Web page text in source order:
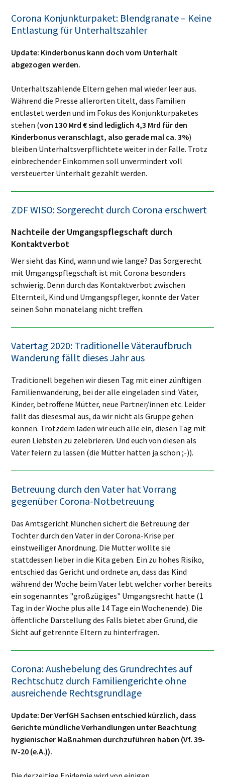
Corona Konjunkturpaket: Blendgranate – Keine
Entlastung für Unterhaltszahler
Update: Kinderbonus kann doch vom Unterhalt
abgezogen werden.
Unterhaltszahlende Eltern gehen mal wieder leer aus.
Während die Presse allerorten titelt, dass Familien
entlastet werden und im Fokus des Konjunkturpaketes
stehen (von 130 Mrd € sind lediglich 4,3 Mrd für den
Kinderbonus veranschlagt, also gerade mal ca. 3%)
bleiben Unterhaltsverpflichtete weiter in der Falle. Trotz
einbrechender Einkommen soll unvermindert voll
versteuerter Unterhalt gezahlt werden.
ZDF WISO: Sorgerecht durch Corona erschwert
Nachteile der Umgangspflegschaft durch
Kontaktverbot
Wer sieht das Kind, wann und wie lange? Das Sorgerecht
mit Umgangspflegschaft ist mit Corona besonders
schwierig. Denn durch das Kontaktverbot zwischen
Elternteil, Kind und Umgangspfleger, konnte der Vater
seinen Sohn monatelang nicht treffen.
Vatertag 2020: Traditionelle Väteraufbruch
Wanderung fällt dieses Jahr aus
Traditionell begehen wir diesen Tag mit einer zünftigen
Familienwanderung, bei der alle eingeladen sind: Väter,
Kinder, betroffene Mütter, neue Partner/innen etc. Leider
fällt das diesesmal aus, da wir nicht als Gruppe gehen
können. Trotzdem laden wir euch alle ein, diesen Tag mit
euren Liebsten zu zelebrieren. Und euch von diesen als
Väter feiern zu lassen (die Mütter hatten ja schon ;-)).
Betreuung durch den Vater hat Vorrang
gegenüber Corona-Notbetreuung
Das Amtsgericht München sichert die Betreuung der
Tochter durch den Vater in der Corona-Krise per
einstweiliger Anordnung. Die Mutter wollte sie
stattdessen lieber in die Kita geben. Ein zu hohes Risiko,
entschied das Gericht und ordnete an, dass das Kind
während der Woche beim Vater lebt welcher vorher bereits
ein sogenanntes "großzügiges" Umgangsrecht hatte (1
Tag in der Woche plus alle 14 Tage ein Wochenende). Die
öffentliche Darstellung des Falls bietet aber Grund, die
Sicht auf getrennte Eltern zu hinterfragen.
Corona: Aushebelung des Grundrechtes auf
Rechtschutz durch Familiengerichte ohne
ausreichende Rechtsgrundlage
Update: Der VerfGH Sachsen entschied kürzlich, dass
Gerichte mündliche Verhandlungen unter Beachtung
hygienischer Maßnahmen durchzuführen haben (Vf. 39-
IV-20 (e.A.)).